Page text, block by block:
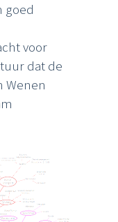
goed
voor
dat de
Wenen